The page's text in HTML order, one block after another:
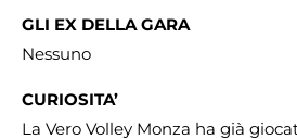
GLI EX DELLA GARA
Nessuno
CURIOSITA’
La Vero Volley Monza ha già